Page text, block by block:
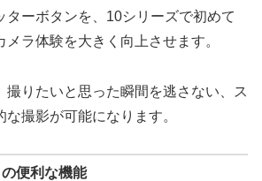
ターボタンを、10シリーズで初めて
ラ体験を大きく向上させます。
撮りたいと思った瞬間を逃さない、ス
な撮影が可能になります。
の便利な機能